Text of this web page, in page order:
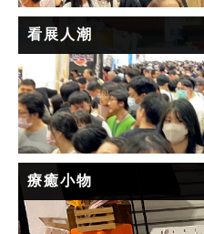
看展人潮
療癒小物